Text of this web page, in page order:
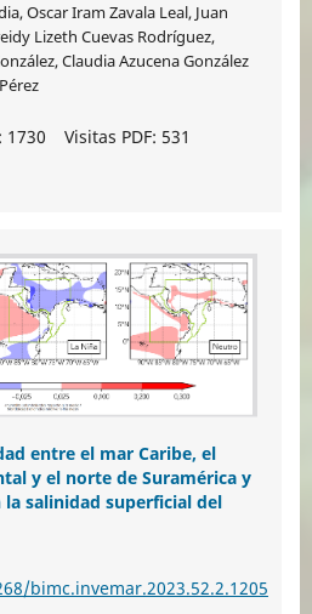
Oscar Iram Zavala Leal, Juan
Lizeth Cuevas Rodríguez,
Claudia Azucena González
1730 Visitas PDF: 531
entre el mar Caribe, el
y el norte de Suramérica y
la salinidad superficial del
bimc.invemar.2023.52.2.1205